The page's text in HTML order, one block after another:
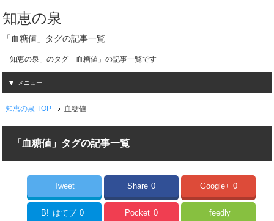
知恵の泉
「血糖値」タグの記事一覧
「知恵の泉」のタグ「血糖値」の記事一覧です
メニュー
知恵の泉 TOP 血糖値
「血糖値」タグの記事一覧
Tweet Share 0 Google+ 0
B! はてブ 0 Pocket 0 feedly